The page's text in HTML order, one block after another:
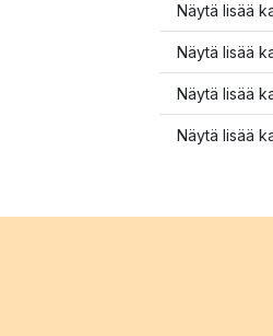
Näytä lisää
Näytä lisää
Näytä lisää
Näytä lisää